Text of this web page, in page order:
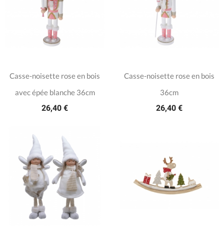
Casse-noisette rose en bois
avec épée blanche 36cm
26,40 €
Casse-noisette rose en bois
36cm
26,40 €